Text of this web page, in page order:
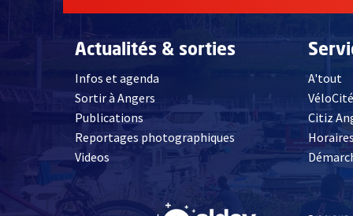
Actualités & sorties
Infos et agenda
Sortir à Angers
Publications
Reportages photographiques
Videos, Ouvre une nouvelle fenêtre
A'tout
VéloCité
Citiz
, Ouvre une